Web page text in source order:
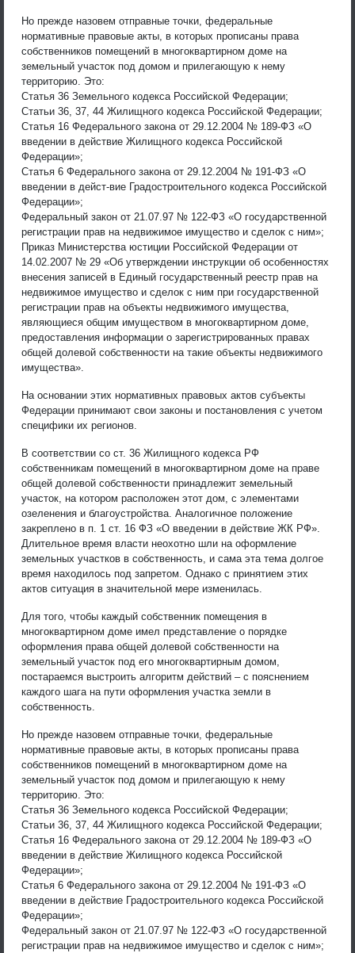
Но прежде назовем отправные точки, федеральные
нормативные правовые акты, в которых прописаны права
собственников помещений в многоквартирном доме на
земельный участок под домом и прилегающую к нему
территорию. Это:
Статья 36 Земельного кодекса Российской Федерации;
Статьи 36, 37, 44 Жилищного кодекса Российской Федерации;
Статья 16 Федерального закона от 29.12.2004 № 189-ФЗ «О
введении в действие Жилищного кодекса Российской
Федерации»;
Статья 6 Федерального закона от 29.12.2004 № 191-ФЗ «О
введении в дейст-вие Градостроительного кодекса Российской
Федерации»;
Федеральный закон от 21.07.97 № 122-ФЗ «О государственной
регистрации прав на недвижимое имущество и сделок с ним»;
Приказ Министерства юстиции Российской Федерации от
14.02.2007 № 29 «Об утверждении инструкции об особенностях
внесения записей в Единый государственный реестр прав на
недвижимое имущество и сделок с ним при государственной
регистрации прав на объекты недвижимого имущества,
являющиеся общим имуществом в многоквартирном доме,
предоставления информации о зарегистрированных правах
общей долевой собственности на такие объекты недвижимого
имущества».
На основании этих нормативных правовых актов субъекты
Федерации принимают свои законы и постановления с учетом
специфики их регионов.
В соответствии со ст. 36 Жилищного кодекса РФ
собственникам помещений в многоквартирном доме на праве
общей долевой собственности принадлежит земельный
участок, на котором расположен этот дом, с элементами
озеленения и благоустройства. Аналогичное положение
закреплено в п. 1 ст. 16 ФЗ «О введении в действие ЖК РФ».
Длительное время власти неохотно шли на оформление
земельных участков в собственность, и сама эта тема долгое
время находилось под запретом. Однако с принятием этих
актов ситуация в значительной мере изменилась.
Для того, чтобы каждый собственник помещения в
многоквартирном доме имел представление о порядке
оформления права общей долевой собственности на
земельный участок под его многоквартирным домом,
постараемся выстроить алгоритм действий – с пояснением
каждого шага на пути оформления участка земли в
собственность.
Но прежде назовем отправные точки, федеральные
нормативные правовые акты, в которых прописаны права
собственников помещений в многоквартирном доме на
земельный участок под домом и прилегающую к нему
территорию. Это:
Статья 36 Земельного кодекса Российской Федерации;
Статьи 36, 37, 44 Жилищного кодекса Российской Федерации;
Статья 16 Федерального закона от 29.12.2004 № 189-ФЗ «О
введении в действие Жилищного кодекса Российской
Федерации»;
Статья 6 Федерального закона от 29.12.2004 № 191-ФЗ «О
введении в действие Градостроительного кодекса Российской
Федерации»;
Федеральный закон от 21.07.97 № 122-ФЗ «О государственной
регистрации прав на недвижимое имущество и сделок с ним»;